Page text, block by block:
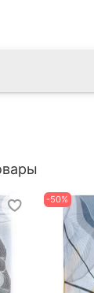
-50%